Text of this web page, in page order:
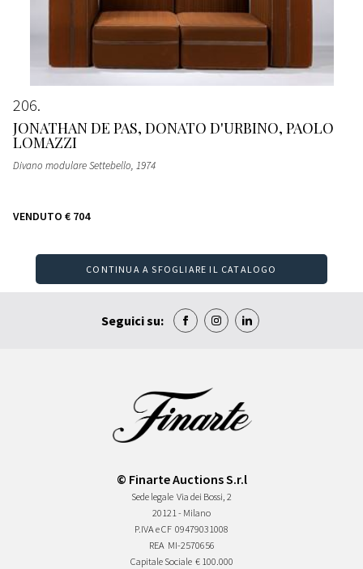
206
JONATHAN DE PAS, DONATO D'URBINO, PAOLO
LOMAZZI
Divano modulare Settebello, 1974
VENDUTO € 704
CONTINUA A SFOGLIARE IL CATALOGO
Seguici su:
© Finarte Auctions S.r.l
Sede legale Via dei Bossi, 2
20121 - Milano
P.IVA e CF 09479031008
REA MI-2570656
Capitale Sociale € 100.000